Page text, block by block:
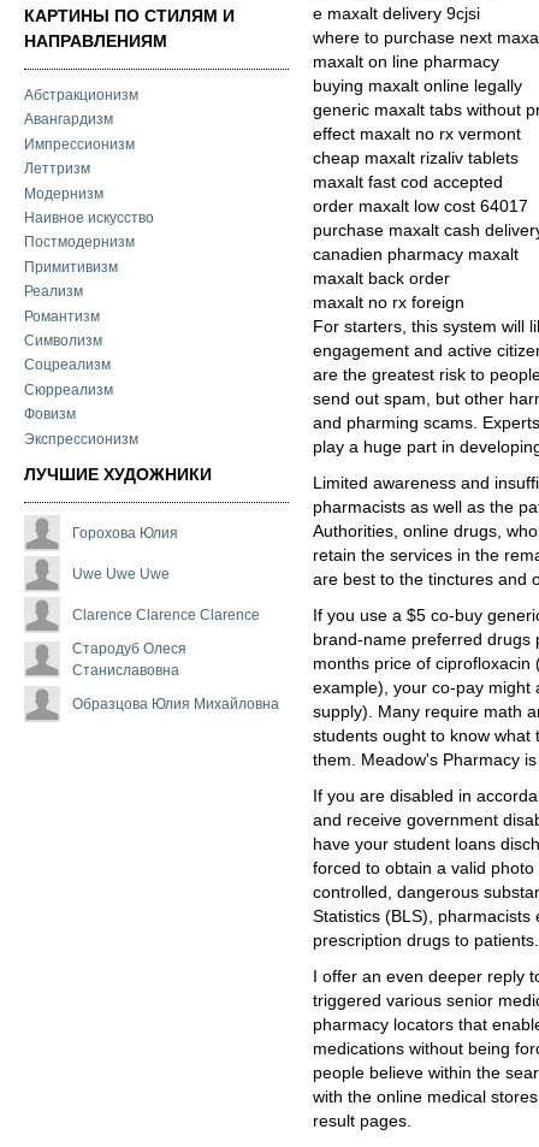
КАРТИНЫ ПО СТИЛЯМ И
НАПРАВЛЕНИЯМ
Абстракционизм
Авангардизм
Импрессионизм
Леттризм
Модернизм
Наивное искусство
Постмодернизм
Примитивизм
Реализм
Романтизм
Символизм
Соцреализм
Сюрреализм
Фовизм
Экспрессионизм
ЛУЧШИЕ ХУДОЖНИКИ
Горохова Юлия
Uwe Uwe Uwe
Clarence Clarence Clarence
Стародуб Олеся
Станиславовна
Образцова Юлия Михайловна
e maxalt delivery 9cjsi
where to purchase next
maxalt on line pharmacy
buying maxalt online legally
generic maxalt tabs without
effect maxalt no rx vermont
cheap maxalt rizaliv tablets
maxalt fast cod accepted
order maxalt low cost 64017
purchase maxalt cash
canadien pharmacy maxalt
maxalt back order
maxalt no rx foreign
For starters, this system will
engagement and active
are the greatest risk to
send out spam, but other
and pharming scams.
play a huge part in
Limited awareness and
pharmacists as well as the
Authorities, online drugs,
retain the services in the
are best to the tinctures and
If you use a $5 co-buy
brand-name preferred drugs
months price of
example), your co-pay might
supply). Many require math
students ought to know
them. Meadow's Pharmacy
If you are disabled in
and receive government
have your student loans
forced to obtain a valid
controlled, dangerous
Statistics (BLS),
prescription drugs to patients.
I offer an even deeper reply
triggered various senior
pharmacy locators that
medications without being
people believe within the
with the online medical
result pages.